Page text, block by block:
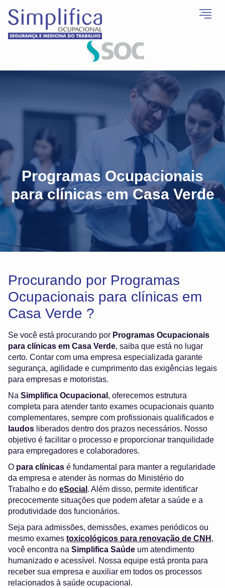
Programas Ocupacionais
para clínicas em Casa Verde
Procurando por Programas
Ocupacionais para clínicas em
Casa Verde ?
Se você está procurando por Programas Ocupacionais
para clínicas em Casa Verde, saiba que está no lugar
certo. Contar com uma empresa especializada garante
segurança, agilidade e cumprimento das exigências legais
para empresas e motoristas.
Na Simplifica Ocupacional , oferecemos estrutura
completa para atender tanto exames ocupacionais quanto
complementares, sempre com profissionais qualificados e
laudos liberados dentro dos prazos necessários. Nosso
objetivo é facilitar o processo e proporcionar tranquilidade
para empregadores e colaboradores.
O para clínicas é fundamental para manter a regularidade
da empresa e atender às normas do Ministério do
Trabalho e do eSocial . Além disso, permite identificar
precocemente situações que podem afetar a saúde e a
produtividade dos funcionários.
Seja para admissões, demissões, exames periódicos ou
mesmo exames toxicológicos para renovação de CNH ,
você encontra na Simplifica Saúde um atendimento
humanizado e acessível. Nossa equipe está pronta para
receber sua empresa e auxiliar em todos os processos
relacionados à saúde ocupacional.